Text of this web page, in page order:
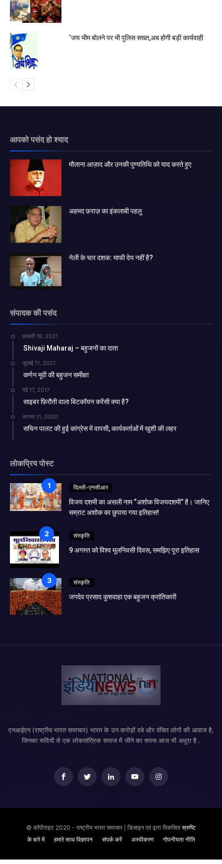
‘जय भीम बोलने पर भी पुलिस सख्त,अब होगी बड़ी कार्यवाही
आपको पसंद हो श्याद
मौलाना आज़ाद और उनकी पुण्यतिथि को याद करते हुए
अहमद फ़राज़ का इंकलाबी पहलु
नेली के चार दशक: माफी देय नहीं है?
संपादक की पसंद
फ़रवरी 19, 2021
Shivaji Maharaj – बहुजनों का दाता
जुलाई 11, 2021
कर्णन मूवी की बहुजन समीक्षा
मई 17, 2017
साइबर फ़िरौती वाला बिटकॉयन करेंसी क्या है?
अगस्त 11, 2020
सचिन पालट की हुई कांग्रेस में वापसी, कार्यकर्ताओं में खुशी की लहर
लोकप्रिय पोस्ट
दिल्ली-एनसीआर
विजय दशमी का असली नाम “अशोक विजयदशमी” है। जानिए
सम्राट अशोक का छुपाया गया इतिहास!
संस्कृति
9 अगस्त को विश्व मूलनिवसी दिवस, समझिए पूरा इतिहास
संस्कृति
जगदेव प्रसाद कुशवाहा एक बहुजन क्रांतिकारी
एनआईएन (राष्ट्रीय भारत समाचार) भारत के उन करोड़ों दबे और वंचित लोगों की आवाज है,
जिनका सदियों से एक लोकतांत्रिक समाज में जीने का सपना आज भी अधूरा है .
© कॉपीराइट 2020 - राष्ट्रीय भारत समाचार | डिजाइन एवं द्वारा विकसित स्रुष्टि
के बारे में
हमारे साथ विज्ञापन संपर्क करें अस्वीकरण गोपनीयता नीति